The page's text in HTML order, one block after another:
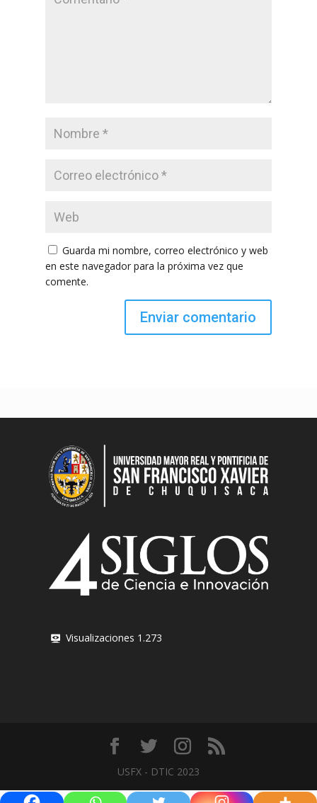
Guarda mi nombre, correo electrónico y web
en este navegador para la próxima vez que
comente.
Visualizaciones 1.273
USFX - DTIC 2023